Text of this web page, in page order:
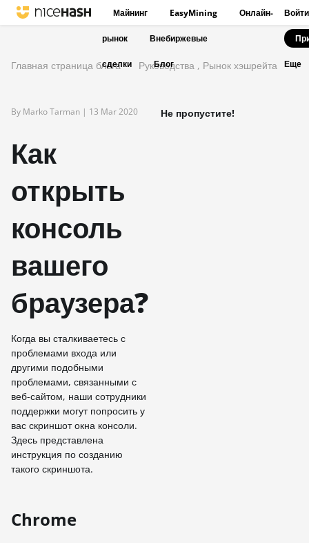
Майнинг EasyMining Онлайн-
рынок Внебиржевые
сделки Блог
Войти
Еще
Главная страница блога Руководства , Рынок хэшрейта
By Marko Tarman | 13 Mar 2020
Как
открыть
консоль
вашего
браузера?
Когда вы сталкиваетесь с
проблемами входа или
другими подобными
проблемами, связанными с
веб-сайтом, наши сотрудники
поддержки могут попросить у
вас скриншот окна консоли.
Здесь представлена
инструкция по созданию
такого скриншота.
Chrome
Не пропустите!